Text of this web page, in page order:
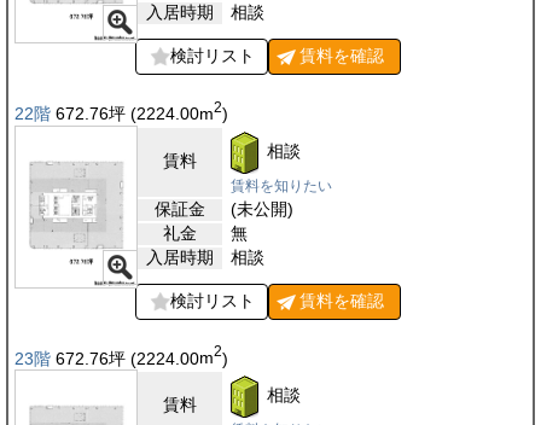
入居時期
相談
検討リスト 賃料を確認
22階 672.76坪 (2224.00m2)
賃料 相談
賃料を知りたい
保証金
(未公開)
礼金
無
入居時期
相談
検討リスト 賃料を確認
23階 672.76坪 (2224.00m2)
賃料 相談